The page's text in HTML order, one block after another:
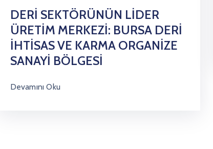
DERİ SEKTÖRÜNÜN LİDER
ÜRETİM MERKEZİ: BURSA DERİ
İHTİSAS VE KARMA ORGANİZE
SANAYİ BÖLGESİ
Devamını Oku